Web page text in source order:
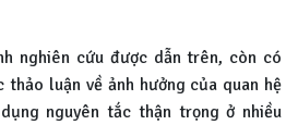
nghiên cứu được dẫn trên, còn có
thảo luận về ảnh hưởng của quan hệ
nguyên tắc thận trọng ở nhiều